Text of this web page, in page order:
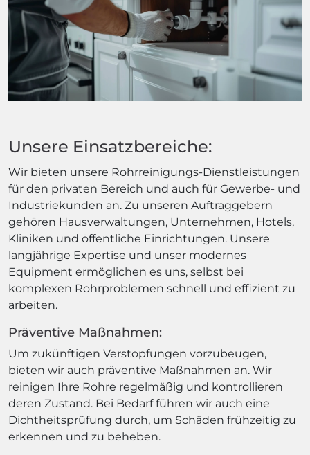
Unsere Einsatzbereiche:
Wir bieten unsere Rohrreinigungs-Dienstleistungen
für den privaten Bereich und auch für Gewerbe- und
Industriekunden an. Zu unseren Auftraggebern
gehören Hausverwaltungen, Unternehmen, Hotels,
Kliniken und öffentliche Einrichtungen. Unsere
langjährige Expertise und unser modernes
Equipment ermöglichen es uns, selbst bei
komplexen Rohrproblemen schnell und effizient zu
arbeiten.
Präventive Maßnahmen:
Um zukünftigen Verstopfungen vorzubeugen,
bieten wir auch präventive Maßnahmen an. Wir
reinigen Ihre Rohre regelmäßig und kontrollieren
deren Zustand. Bei Bedarf führen wir auch eine
Dichtheitsprüfung durch, um Schäden frühzeitig zu
erkennen und zu beheben.